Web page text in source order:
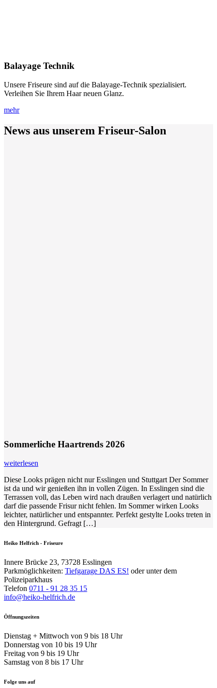
Balayage Technik
Unsere Friseure sind auf die Balayage-Technik spezialisiert.
Verleihen Sie Ihrem Haar neuen Glanz.
mehr
News aus unserem Friseur-Salon
Sommerliche Haartrends 2026
weiterlesen
Diese Looks prägen nicht nur Esslingen und Stuttgart Der Sommer
ist da und wir genießen ihn in vollen Zügen. In Esslingen sind die
Terrassen voll, das Leben wird nach draußen verlagert und natürlich
darf die passende Frisur nicht fehlen. Im Sommer wirken Looks
leichter, natürlicher und entspannter. Perfekt gestylte Looks treten in
den Hintergrund. Gefragt […]
Heiko Helfrich - Friseure
Innere Brücke 23, 73728 Esslingen
Parkmöglichkeiten: Tiefgarage DAS ES! oder unter dem
Polizeiparkhaus
Telefon 0711 - 91 28 35 15
info@heiko-helfrich.de
Öffnungszeiten
Dienstag + Mittwoch von 9 bis 18 Uhr
Donnerstag von 10 bis 19 Uhr
Freitag von 9 bis 19 Uhr
Samstag von 8 bis 17 Uhr
Folge uns auf